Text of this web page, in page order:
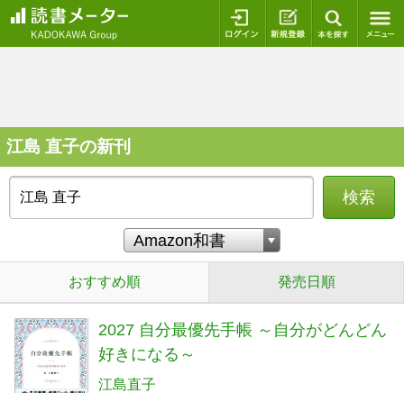
ログイン 新規登録
江島 直子の新刊
検索
おすすめ順 発売日順
2027 自分最優先手帳 ～自分がどんどん
好きになる～
江島直子